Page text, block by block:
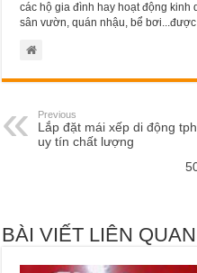
các hộ gia đình hay hoạt động kinh
sân vườn, quán nhậu, bể
Previous
Lắp đặt mái xếp di động
uy tín chất lượng
BÀI VIẾT LIÊN QUAN